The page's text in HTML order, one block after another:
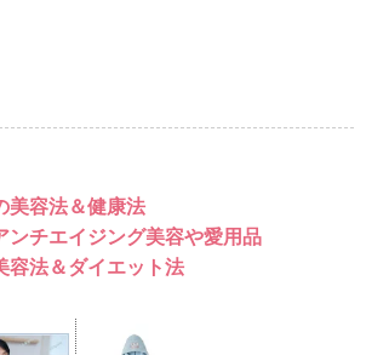
美容法＆健康法
ンチエイジング美容や愛用品
容法＆ダイエット法